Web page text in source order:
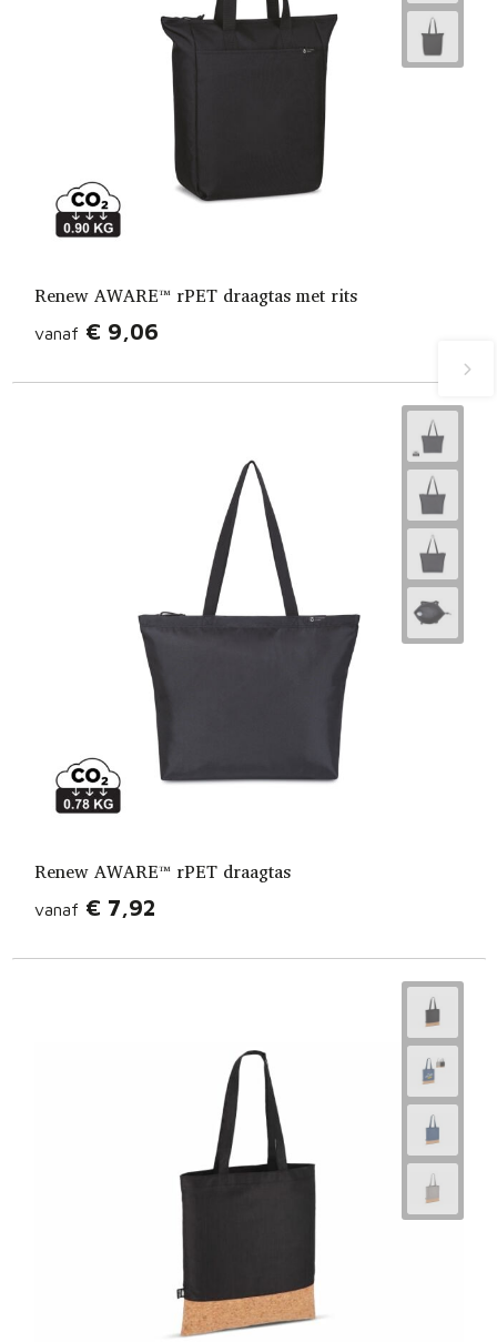
Renew AWARE™ rPET draagtas met rits
vanaf € 9,06
Renew AWARE™ rPET draagtas
vanaf € 7,92